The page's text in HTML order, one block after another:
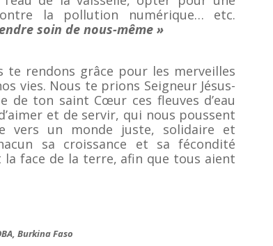
la pollution numérique… etc.
soin de nous-même »
rendons grâce pour les merveilles
vies. Nous te prions Seigneur Jésus-
de ton saint Cœur ces fleuves d’eau
et de servir, qui nous poussent
vers un monde juste, solidaire et
sa croissance et sa fécondité
face de la terre, afin que tous aient
Burkina Faso